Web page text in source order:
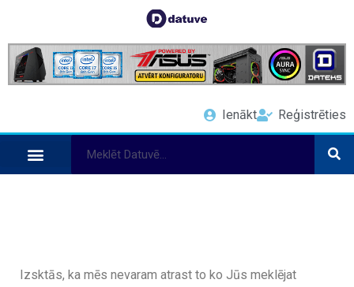
Ienākt Reģistrēties
Izsktās, ka mēs nevaram atrast to ko Jūs meklējat